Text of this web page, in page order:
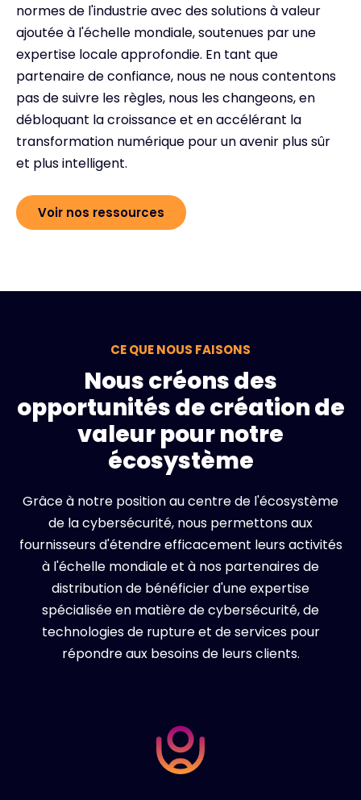
normes de l'industrie avec des solutions à valeur
ajoutée à l'échelle mondiale, soutenues par une
expertise locale approfondie. En tant que
partenaire de confiance, nous ne nous contentons
pas de suivre les règles, nous les changeons, en
débloquant la croissance et en accélérant la
transformation numérique pour un avenir plus sûr
et plus intelligent.
Voir nos ressources
CE QUE NOUS FAISONS
Nous créons des
opportunités de création de
valeur pour notre
écosystème
Grâce à notre position au centre de l'écosystème
de la cybersécurité, nous permettons aux
fournisseurs d'étendre efficacement leurs activités
à l'échelle mondiale et à nos partenaires de
distribution de bénéficier d'une expertise
spécialisée en matière de cybersécurité, de
technologies de rupture et de services pour
répondre aux besoins de leurs clients.